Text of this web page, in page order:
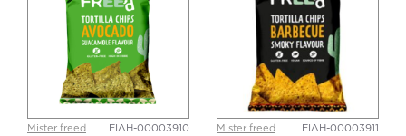
Mister freed ΕΙΔΗ-00003910 Mister freed ΕΙΔΗ-00003911